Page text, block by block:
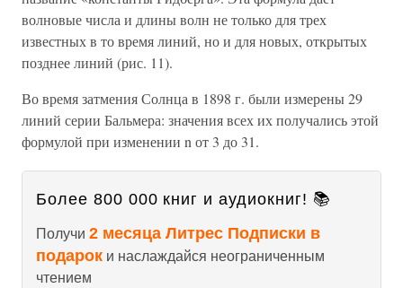
волновые числа и длины волн не только для трех
известных в то время линий, но и для новых, открытых
позднее линий (рис. 11).
Во время затмения Солнца в 1898 г. были измерены 29
линий серии Бальмера: значения всех их получались этой
формулой при изменении n от 3 до 31.
Более 800 000 книг и аудиокниг! 📚
Получи 2 месяца Литрес Подписки в
подарок и наслаждайся неограниченным
чтением